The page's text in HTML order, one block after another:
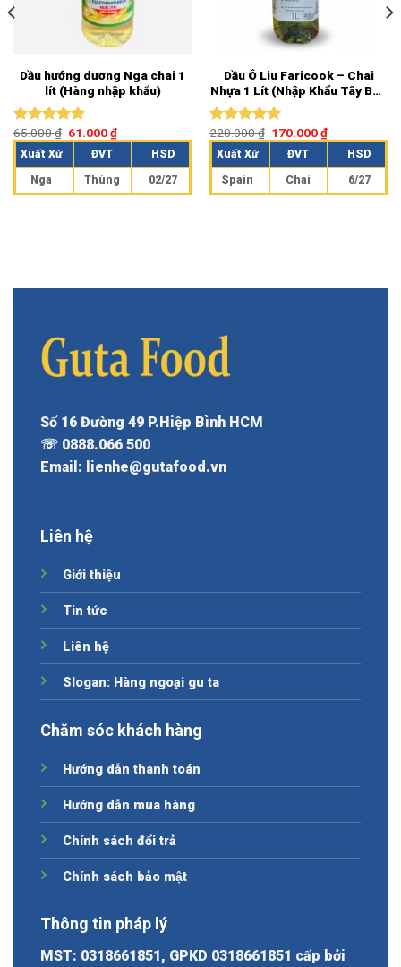
Dầu hướng dương Nga chai 1
lít (Hàng nhập khẩu)
Được xếp
hạng 5.00
65.000₫ 61.000₫
Xuất Xứ ĐVT HSD
Nga Thùng 02/27
Dầu Ô Liu Faricook – Chai
Nhựa 1 Lít (Nhập Khẩu Tây Ban
Được xếp
hạng 5.00
220.000₫ 170.000₫
Xuất Xứ ĐVT HSD
Spain Chai 6/27
Số 16 Đường 49 P.Hiệp Bình HCM
☏ 0888.066 500
Email: lienhe@gutafood.vn
Liên hệ
Giới thiệu
Tin tức
Liên hệ
Slogan: Hàng ngoại gu ta
Chăm sóc khách hàng
Hướng dẫn thanh toán
Hướng dẫn mua hàng
Chính sách đổi trả
Chính sách bảo mật
Thông tin pháp lý
MST: 0318661851, GPKD 0318661851 cấp bởi